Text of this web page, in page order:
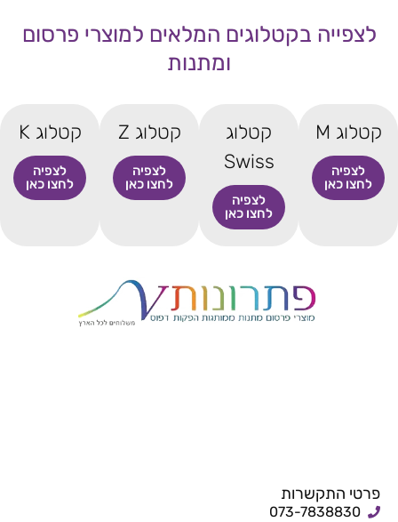
לצפייה בקטלוגים המלאים למוצרי פרסום
ומתנות
קטלוג M
לצפיה
לחצו כאן
קטלוג
Swiss
לצפיה
לחצו כאן
קטלוג Z
לצפיה
לחצו כאן
קטלוג K
לצפיה
לחצו כאן
פרטי התקשרות
073-7838830